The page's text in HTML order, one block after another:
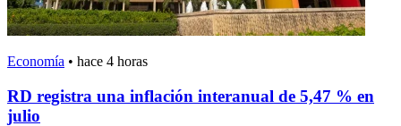
Economía • hace 4 horas
RD registra una inflación interanual de 5,47 % en
julio